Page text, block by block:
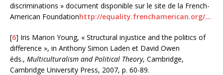
discriminations » document disponible sur le site de la French-
American Foundationhttp://equality.frenchamerican.org/…
[6] Iris Marion Young, « Structural injustice and the politics of
difference », in Anthony Simon Laden et David Owen
éds., Multiculturalism and Political Theory, Cambridge,
Cambridge University Press, 2007, p. 60-89.